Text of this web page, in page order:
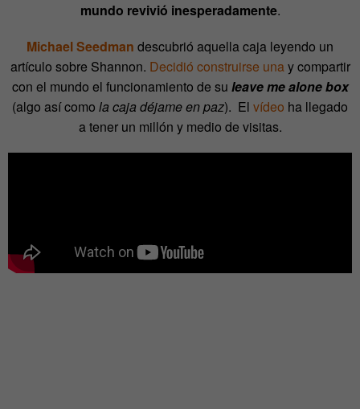
mundo revivió inesperadamente.
Michael Seedman descubrió aquella caja leyendo un
artículo sobre Shannon. Decidió construirse unay compartir
con el mundo el funcionamiento de su leave me alone box
(algo así como la caja déjame en paz). El vídeo ha llegado
a tener un millón y medio de visitas.